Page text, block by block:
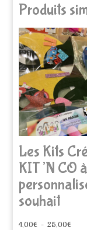
Produits
Les Kits
KIT’N CO à
souhait
4,00€ – 25,00€Plage